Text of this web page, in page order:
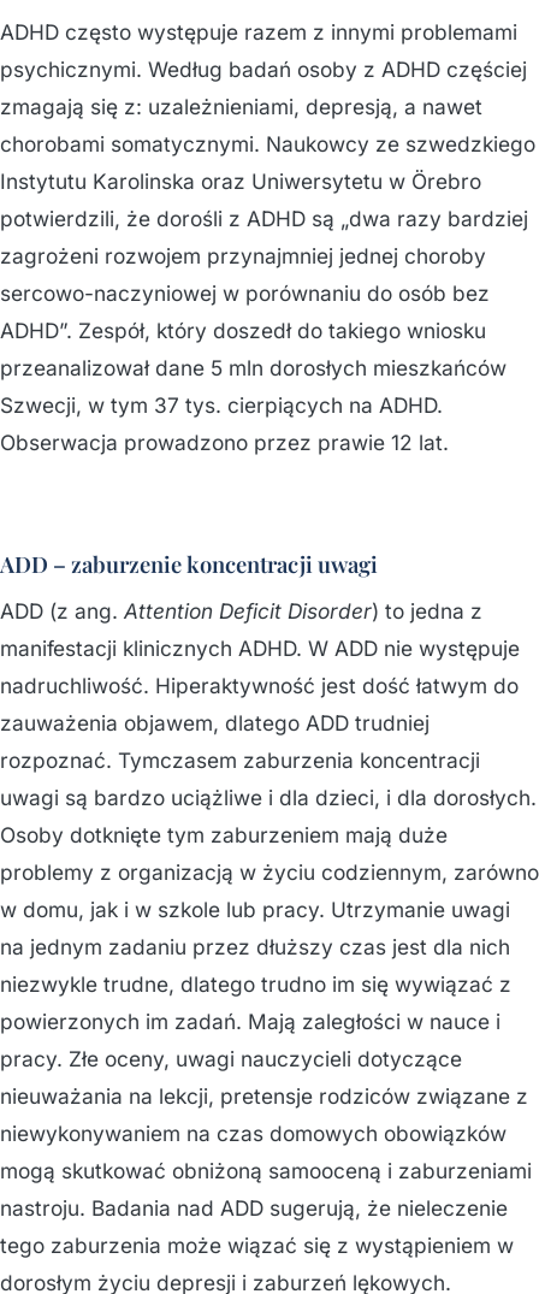
ADHD często występuje razem z innymi problemami
psychicznymi. Według badań osoby z ADHD częściej
zmagają się z: uzależnieniami, depresją, a nawet
chorobami somatycznymi. Naukowcy ze szwedzkiego
Instytutu Karolinska oraz Uniwersytetu w Örebro
potwierdzili, że dorośli z ADHD są „dwa razy bardziej
zagrożeni rozwojem przynajmniej jednej choroby
sercowo-naczyniowej w porównaniu do osób bez
ADHD”. Zespół, który doszedł do takiego wniosku
przeanalizował dane 5 mln dorosłych mieszkańców
Szwecji, w tym 37 tys. cierpiących na ADHD.
Obserwacja prowadzono przez prawie 12 lat.
ADD – zaburzenie koncentracji uwagi
ADD (z ang. Attention Deficit Disorder) to jedna z
manifestacji klinicznych ADHD. W ADD nie występuje
nadruchliwość. Hiperaktywność jest dość łatwym do
zauważenia objawem, dlatego ADD trudniej
rozpoznać. Tymczasem zaburzenia koncentracji
uwagi są bardzo uciążliwe i dla dzieci, i dla dorosłych.
Osoby dotknięte tym zaburzeniem mają duże
problemy z organizacją w życiu codziennym, zarówno
w domu, jak i w szkole lub pracy. Utrzymanie uwagi
na jednym zadaniu przez dłuższy czas jest dla nich
niezwykle trudne, dlatego trudno im się wywiązać z
powierzonych im zadań. Mają zaległości w nauce i
pracy. Złe oceny, uwagi nauczycieli dotyczące
nieuważania na lekcji, pretensje rodziców związane z
niewykonywaniem na czas domowych obowiązków
mogą skutkować obniżoną samooceną i zaburzeniami
nastroju. Badania nad ADD sugerują, że nieleczenie
tego zaburzenia może wiązać się z wystąpieniem w
dorosłym życiu depresji i zaburzeń lękowych.